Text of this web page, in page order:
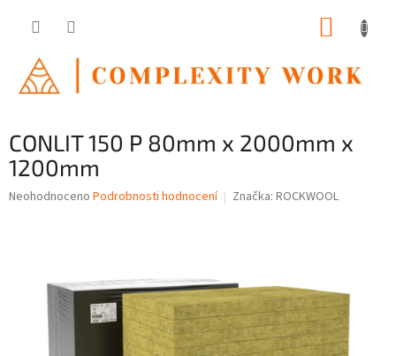
CONLIT 150 P 80mm x 2000mm x
1200mm
Průměrné
hvězdiček.
Neohodnoceno Podrobnosti hodnocení Značka: ROCKWOOL